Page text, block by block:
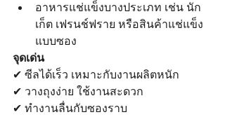
อาหารแช่แข็งบางประเภท เช่น นัก
เก็ต เฟรนช์ฟราย หรือสินค้าแช่แข็ง
แบบซอง
จุดเด่น
✔ ซีลได้เร็ว เหมาะกับงานผลิตหนัก
✔ วางถุงง่าย ใช้งานสะดวก
✔ ทำงานลื่นกับซองราบ